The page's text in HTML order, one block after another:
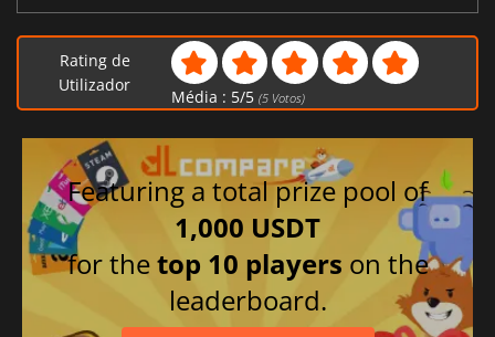
Rating de
Utilizador
Média : 5/5 (5Votos)
Featuring a total prize pool of
1,000 USDT
for thetop 10 players on the
leaderboard.